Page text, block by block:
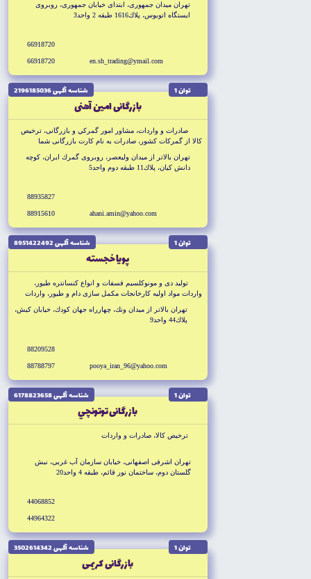
تهران ميدان جمهورى، ابتداى خيابان جمهورى، روبروى
ايستگاه اتوبوس، پلاك1616 طبقه 2 واحد3
en.sh_trading@ymail.com
66918720
66918720
توان 1 شناسه آگهى 2196185036
بازرگانى امين آهنى
صادرات و واردات، مشاور امور گمركي و بازرگانى، ترخيص
كالا از گمركات كشور، صادرات به نام كارت بازرگانى شما
تهران بالاتر از ميدان وليعصر، روبروى گمرك ايران، كوچه
دانش كيان، پلاك11 طبقه دوم واحد5
ahani.amin@yahoo.com
88935827
88915610
توان 1 شناسه آگهى 8951422492
پويا خجسته
توليد دى و مونوكلسيم فسفات و انواع كنسانتره طيور،
واردات مواد اوليه كارخانجات مكمل سازى دام و طيور، واردات
تهران بالاتر از ميدان ونك، چهارراه جهان كودك، خيابان كيش،
پلاك44 واحد9
pooya_iran_96@yahoo.com
88209528
88788797
توان 1 شناسه آگهى 6178823658
بازرگانى توتونچي
ترخيص كالا، صادرات و واردات
تهران اشرفى اصفهانى، خيابان سازمان آب غربى، نبش
گلستان دوم، ساختمان نور قائم، طبقه 4 واحد20
44068852
44964322
توان 1 شناسه آگهى 3502614342
بازرگانى كريمى